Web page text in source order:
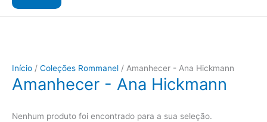
Início / Coleções Rommanel / Amanhecer - Ana Hickmann
Amanhecer - Ana Hickmann
Nenhum produto foi encontrado para a sua seleção.